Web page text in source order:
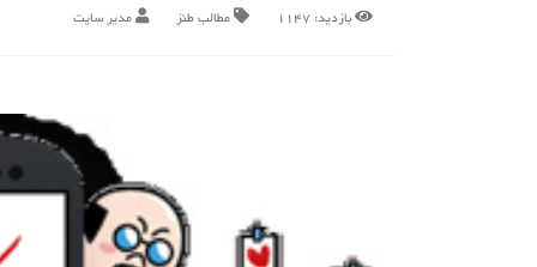
بازدید: 1147 مطالب طنز مدیر سایت